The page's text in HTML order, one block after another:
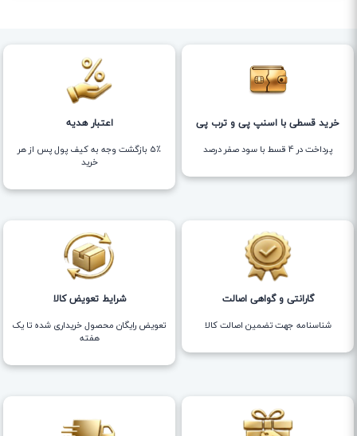
خرید قسطی با اسنپ پی و ترب پی
پرداخت در 4 قسط با سود صفر درصد
اعتبار هدیه
5٪ بازگشت وجه به کیف پول پس از هر
خرید
گارانتی و گواهی اصالت
شناسنامه جهت تضمین اصالت کالا
شرایط تعویض کالا
تعویض رایگان محصول خریداری شده تا یک
هفته